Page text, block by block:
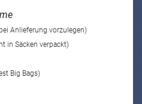
Anlieferung vorzulegen)
in Säcken verpackt)
Big Bags)